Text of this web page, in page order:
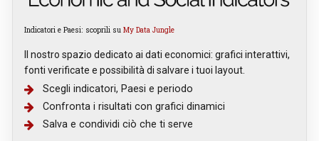
Indicatori e Paesi: scoprili su My Data Jungle
Il nostro spazio dedicato ai dati economici: grafici interattivi,
fonti verificate e possibilità di salvare i tuoi layout.
Scegli indicatori, Paesi e periodo
Confronta i risultati con grafici dinamici
Salva e condividi ciò che ti serve